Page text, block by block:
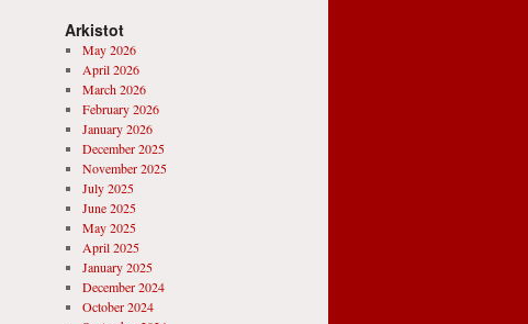
Arkistot
May 2026
April 2026
March 2026
February 2026
January 2026
December 2025
November 2025
July 2025
June 2025
May 2025
April 2025
January 2025
December 2024
October 2024